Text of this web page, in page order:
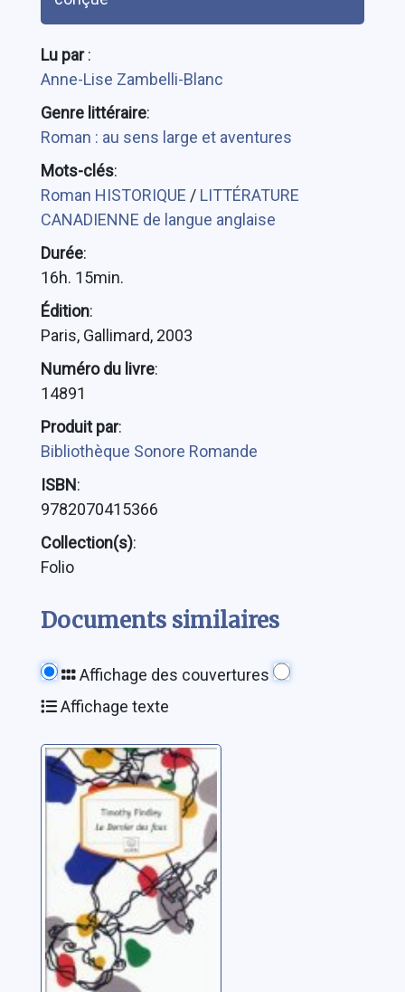
Lu par:
Anne-Lise Zambelli-Blanc
Genre littéraire:
Roman : au sens large et aventures
Mots-clés:
Roman HISTORIQUE / LITTÉRATURE
CANADIENNE de langue anglaise
Durée:
16h. 15min.
Édition:
Paris, Gallimard, 2003
Numéro du livre:
14891
Produit par:
Bibliothèque Sonore Romande
ISBN:
9782070415366
Collection(s):
Folio
Documents similaires
Affichage des couvertures
Affichage texte
Le dernier des
fous: roman
Findley, Timothy